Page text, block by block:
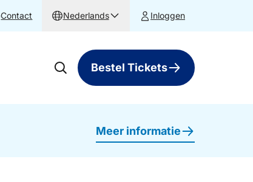
Contact Nederlands Inloggen
Bestel Tickets
Meer informatie